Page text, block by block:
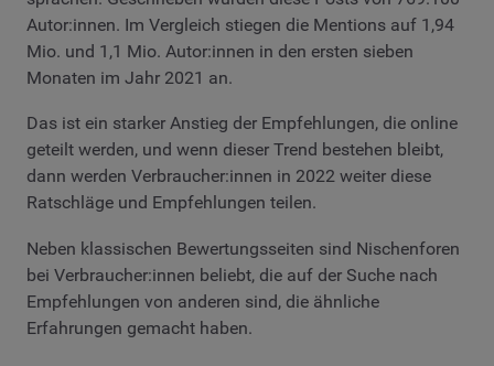
Autor:innen. Im Vergleich stiegen die Mentions auf 1,94
Mio. und 1,1 Mio. Autor:innen in den ersten sieben
Monaten im Jahr 2021 an.
Das ist ein starker Anstieg der Empfehlungen, die online
geteilt werden, und wenn dieser Trend bestehen bleibt,
dann werden Verbraucher:innen in 2022 weiter diese
Ratschläge und Empfehlungen teilen.
Neben klassischen Bewertungsseiten sind Nischenforen
bei Verbraucher:innen beliebt, die auf der Suche nach
Empfehlungen von anderen sind, die ähnliche
Erfahrungen gemacht haben.